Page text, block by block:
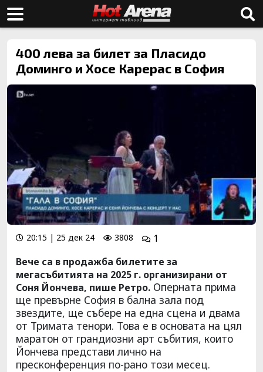
400 лева за билет за Пласидо
Доминго и Хосе Карерас в София
20:15 | 25 дек 24 3808
1
Вече са в продажба билетите за
мегасъбитията на 2025 г. организирани от
Соня Йончева, пише Ретро. Оперната прима
ще превърне София в бална зала под
звездите, ще събере на една сцена и двама
от Тримата тенори. Това е в основата на цял
маратон от грандиозни арт събития, които
Йончева представи лично на
пресконференция по-рано този месец.